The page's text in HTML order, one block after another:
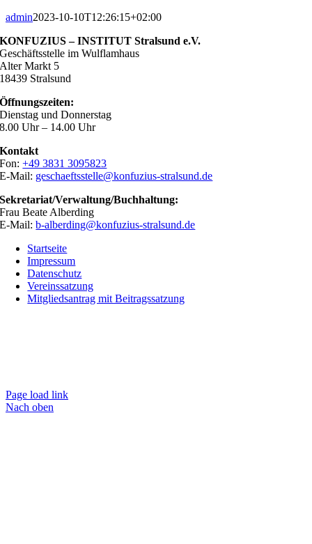
admin2023-10-10T12:26:15+02:00
KONFUZIUS – INSTITUT Stralsund e.V.
Geschäftsstelle im Wulflamhaus
Alter Markt 5
18439 Stralsund
Öffnungszeiten:
Dienstag und Donnerstag
8.00 Uhr – 14.00 Uhr
Kontakt
Fon:+49 3831 3095823
E-Mail: geschaeftsstelle@konfuzius-stralsund.de
Sekretariat/Verwaltung/Buchhaltung:
Frau Beate Alberding
E-Mail:b-alberding@konfuzius-stralsund.de
Startseite
Impressum
Datenschutz
Vereinssatzung
Mitgliedsantrag mit Beitragssatzung
Page load link
Nach oben